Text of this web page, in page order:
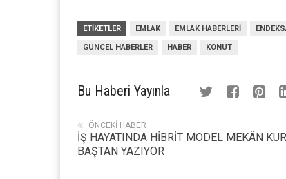
ETIKETLER EMLAK EMLAK HABERLERI
GÜNCEL HABERLER HABER KONUT
Bu Haberi Yayınla
ÖNCEKI HABER
İŞ HAYATINDA HİBRİT MODEL MEKÂN
BAŞTAN YAZIYOR